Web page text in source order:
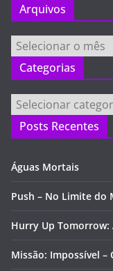
Arquivos
Arquivos
Categorias
Categorias
Posts Recentes
Águas Mortais
Push – No Limite do
Hurry Up
Missão: Impossível –